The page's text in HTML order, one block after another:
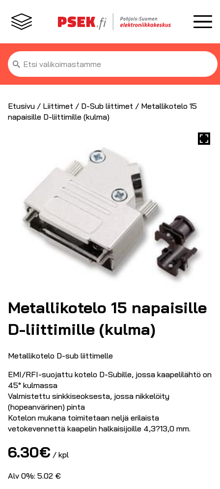
Etsi:
Etusivu / Liittimet / D-Sub liittimet / Metallikotelo 15
napaisille D-liittimille (kulma)
Metallikotelo 15 napaisille
D-liittimille (kulma)
Metallikotelo D-sub liittimelle
EMI/RFI-suojattu kotelo D-Subille, jossa kaapelilähtö on
45° kulmassa
Valmistettu sinkkiseoksesta, jossa nikkelöity
(hopeanvärinen) pinta
Kotelon mukana toimitetaan neljä erilaista
vetokevennettä kaapelin halkaisijoille 4,3?13,0 mm.
6.30€ / kpl
Alv 0%: 5.02 €